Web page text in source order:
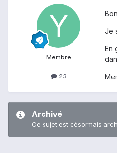
Membre
23
Je
En
Archivé
Ce sujet est désormais